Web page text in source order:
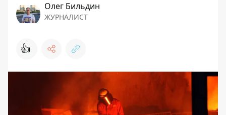
Олег Бильдин
ЖУРНАЛИСТ
👍